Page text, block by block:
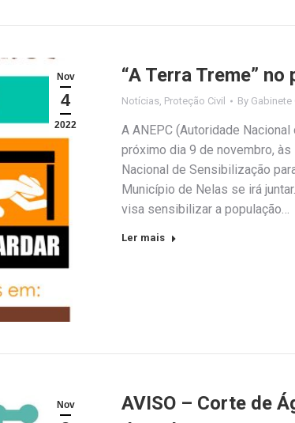
Nov
4
2022
“A Terra Treme”
Notícias Proteção Civil By
A ANEPC (Autoridade
próximo dia 9 de novembro,
Nacional de Sensibilização
Município de Nelas se irá
visa sensibilizar a população…
Ler mais
Nov
AVISO – Corte de